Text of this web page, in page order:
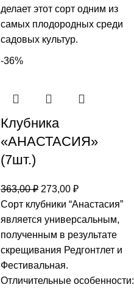
делает этот сорт одним из
самых плодородных среди
садовых культур.
-36%
Клубника
«АНАСТАСИЯ»
(7шт.)
363,00₽ 273,00 ₽
Сорт клубники “Анастасия”
является универсальным,
полученным в результате
скрещивания Редгонтлет и
Фестивальная.
Отличительные особенности: